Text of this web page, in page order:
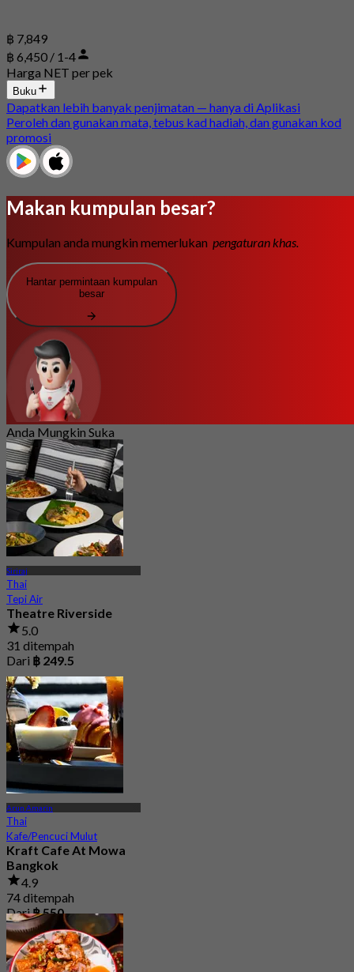
฿ 7,849
฿ 6,450 / 1-4
Harga NET per pek
Buku
Dapatkan lebih banyak penjimatan — hanya di Aplikasi
Peroleh dan gunakan mata, tebus kad hadiah, dan gunakan kod
promosi
Makan kumpulan besar?
Kumpulan anda mungkin memerlukan pengaturan khas.
Hantar permintaan kumpulan
besar
Anda Mungkin Suka
Siriraj
Thai
Tepi Air
Theatre Riverside
5.0
31 ditempah
Dari ฿ 249.5
Arun Amarin
Thai
Kafe/Pencuci Mulut
Kraft Cafe At Mowa
Bangkok
4.9
74 ditempah
Dari฿ 550